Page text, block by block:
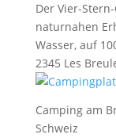
Der Vier-
naturnahen
Wasser, auf
2345 Les
Camping am
Schweiz